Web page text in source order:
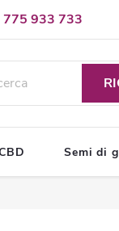
775 933 733
protezione dei dati
Semi di